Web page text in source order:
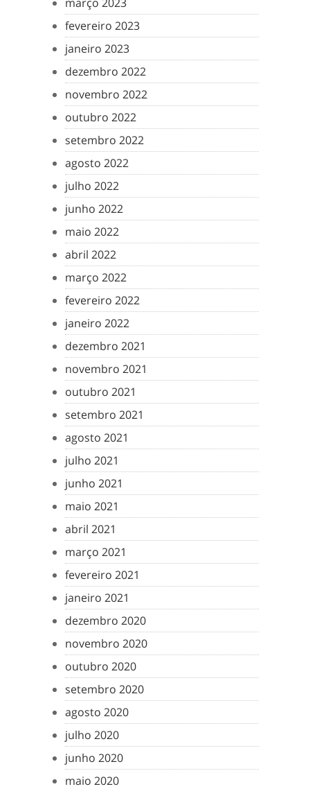
fevereiro 2023
janeiro 2023
dezembro 2022
novembro 2022
outubro 2022
setembro 2022
agosto 2022
julho 2022
junho 2022
maio 2022
abril 2022
março 2022
fevereiro 2022
janeiro 2022
dezembro 2021
novembro 2021
outubro 2021
setembro 2021
agosto 2021
julho 2021
junho 2021
maio 2021
abril 2021
março 2021
fevereiro 2021
janeiro 2021
dezembro 2020
novembro 2020
outubro 2020
setembro 2020
agosto 2020
julho 2020
junho 2020
maio 2020